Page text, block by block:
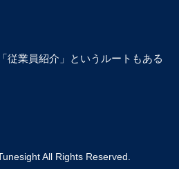
従業員紹介」というルートもある
All Rights Reserved.